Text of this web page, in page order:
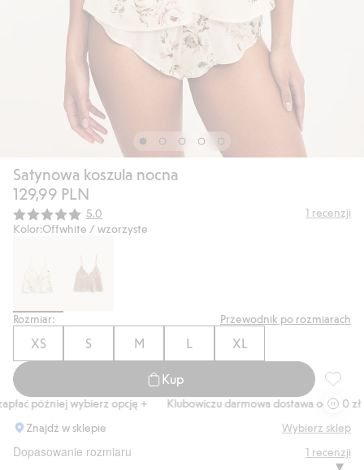
Satynowa koszula nocna
129,99 PLN
Średnia ocena:
5.0 1 recenzji
Kolor:Offwhite / wzorzyste
Rozmiar: Przewodnik po rozmiarach
XS S M L XL
Kup
później wybierz opcję + Klubowiczu darmowa dostawa od 150 zł
Znajdź w sklepie
Wybierz sklep
Dopasowanie rozmiaru 1 recenzji